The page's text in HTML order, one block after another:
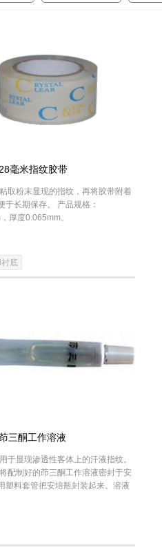
毫米指纹胶带
取粉末显现的指纹，再将胶带附着
于长期保存。 产品规格：
厚度0.065mm。
底
三酮工作溶液
于显现渗透性客体上的汗液指纹。
配制好的茚三酮工作溶液密封于安
塑料套管把安培瓶封装起来。溶液